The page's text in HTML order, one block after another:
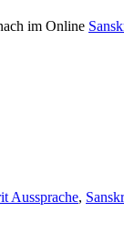
im Online
Aussprache,